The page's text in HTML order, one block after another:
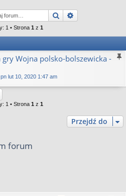
ę
j
Szukaj
1 • Strona 1 z 1
Wojna polsko-bolszewicka -
pn lut 10, 2020 1:47 am
1 • Strona 1 z 1
Przejdź do
forum